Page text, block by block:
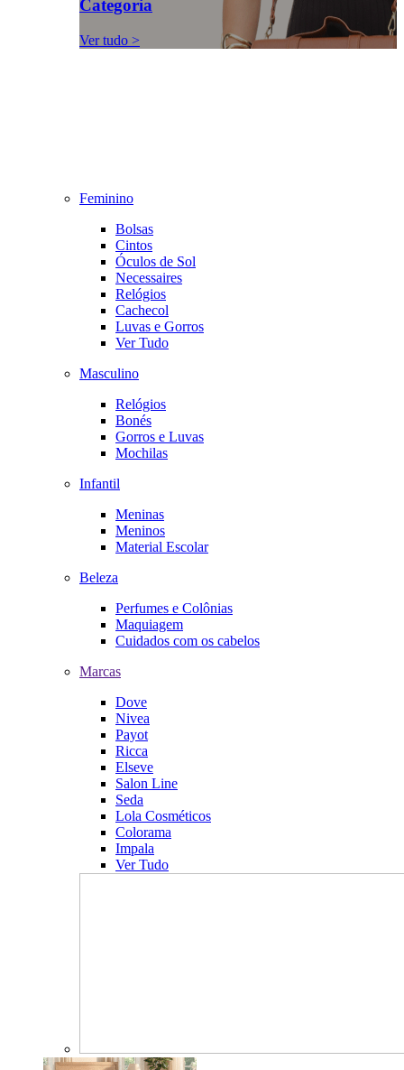
Categoria
Ver tudo >
Feminino
Bolsas
Cintos
Óculos de Sol
Necessaires
Relógios
Cachecol
Luvas e Gorros
Ver Tudo
Masculino
Relógios
Bonés
Gorros e Luvas
Mochilas
Infantil
Meninas
Meninos
Material Escolar
Beleza
Perfumes e Colônias
Maquiagem
Cuidados com os cabelos
Marcas
Dove
Nivea
Payot
Ricca
Elseve
Salon Line
Seda
Lola Cosméticos
Colorama
Impala
Ver Tudo